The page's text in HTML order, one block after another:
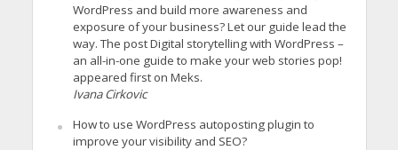
WordPress and build more awareness and
exposure of your business? Let our guide lead the
way. The post Digital storytelling with WordPress –
an all-in-one guide to make your web stories pop!
appeared first on Meks.
Ivana Cirkovic
How to use WordPress autoposting plugin to
improve your visibility and SEO?